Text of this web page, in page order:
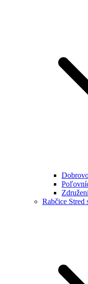
Rabčice Stred